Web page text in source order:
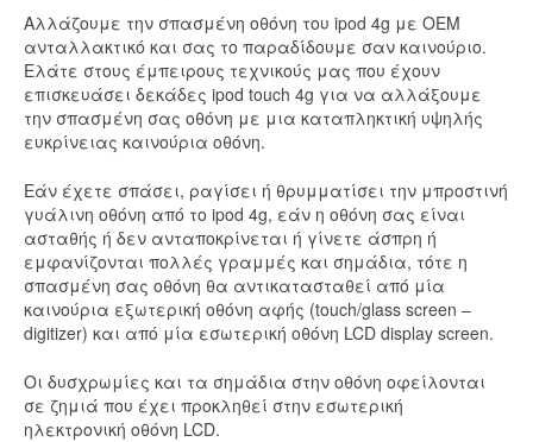
Αλλάζουμε την σπασμένη οθόνη του ipod 4g με ΟΕΜ
ανταλλακτικό και σας το παραδίδουμε σαν καινούριο.
Ελάτε στους έμπειρους τεχνικούς μας που έχουν
επισκευάσει δεκάδες ipod touch 4g για να αλλάξουμε
την σπασμένη σας οθόνη με μια καταπληκτική υψηλής
ευκρίνειας καινούρια οθόνη.
Εάν έχετε σπάσει, ραγίσει ή θρυμματίσει την μπροστινή
γυάλινη οθόνη από το ipod 4g, εάν η οθόνη σας είναι
ασταθής ή δεν ανταποκρίνεται ή γίνετε άσπρη ή
εμφανίζονται πολλές γραμμές και σημάδια, τότε η
σπασμένη σας οθόνη θα αντικατασταθεί από μία
καινούρια εξωτερική οθόνη αφής (touch/glass screen –
digitizer) και από μία εσωτερική οθόνη LCD display screen.
Οι δυσχρωμίες και τα σημάδια στην οθόνη οφείλονται
σε ζημιά που έχει προκληθεί στην εσωτερική
ηλεκτρονική οθόνη LCD.